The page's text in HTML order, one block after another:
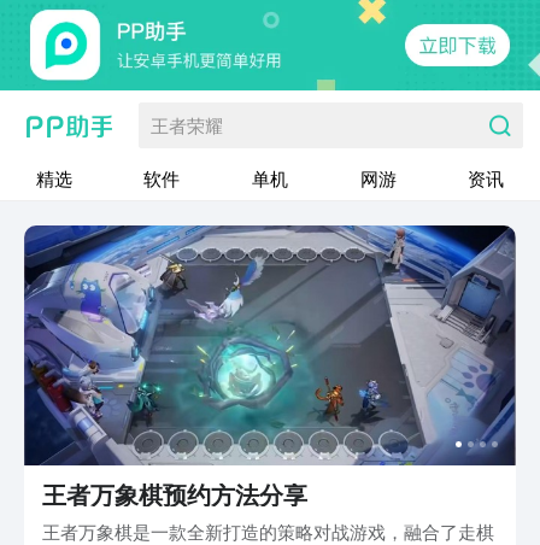
王者荣耀
精选 软件 单机 网游 资讯
王者万象棋预约方法分享
王者万象棋是一款全新打造的策略对战游戏，融合了走棋